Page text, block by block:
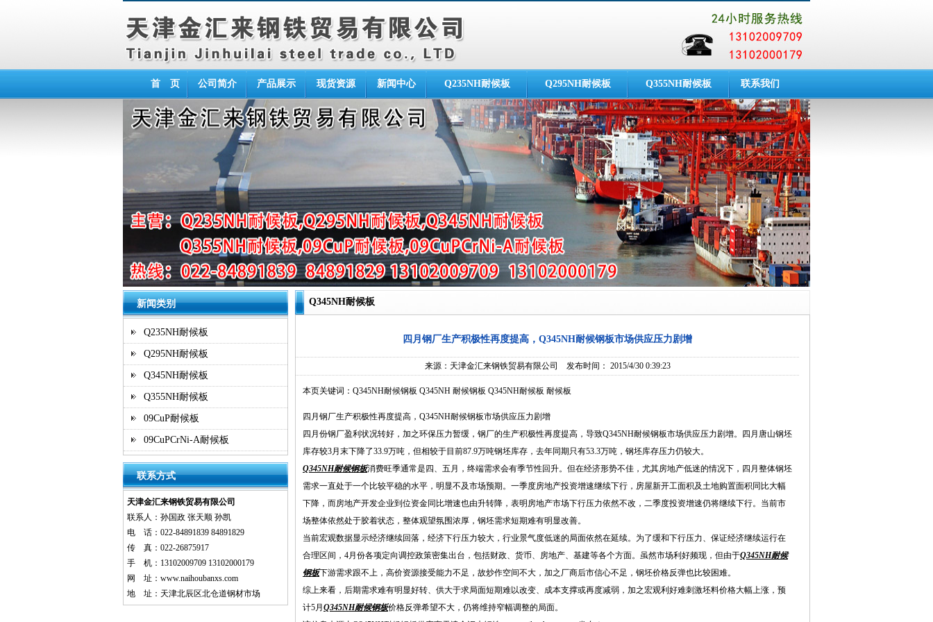
首 页 公司简介 产品展示 现货资源 新闻中心 Q235NH耐候板 Q295NH耐候板 Q355NH耐候板 联系我们
新闻类别
Q235NH耐候板
Q295NH耐候板
Q345NH耐候板
Q355NH耐候板
09CuP耐候板
09CuPCrNi-A耐候板
联系方式
天津金汇来钢铁贸易有限公司
联系人：孙国政 张天顺 孙凯
电 话：022-84891839 84891829
传 真：022-26875917
手 机：13102009709 13102000179
网 址： www.naihoubanxs.com
地 址：天津北辰区北仓道钢材市场
Q345NH耐候板
四月钢厂生产积极性再度提高，Q345NH耐候钢板市场供应压力剧增
来源： 天津金汇来钢铁贸易有限公司 发布时间： 2015/4/30 0:39:23
本页关键词：Q345NH耐候钢板 Q345NH 耐候钢板 Q345NH耐候板 耐候板
四月钢厂生产积极性再度提高，Q345NH耐候钢板市场供应压力剧增
四月份钢厂盈利状况转好，加之环保压力暂缓，钢厂的生产积极性再度提高，导致Q345NH耐候钢板市场供应压力剧增。四月唐山钢坯
库存较3月末下降了33.9万吨，但相较于目前87.9万吨钢坯库存，去年同期只有53.3万吨，钢坯库存压力仍较大。
Q345NH耐候钢板消费旺季通常是四、五月，终端需求会有季节性回升。但在经济形势不佳，尤其房地产低迷的情况下，四月整体钢坯
需求一直处于一个比较平稳的水平，明显不及市场预期。一季度房地产投资增速继续下行，房屋新开工面积及土地购置面积同比大幅
下降，而房地产开发企业到位资金同比增速也由升转降，表明房地产市场下行压力依然不改，二季度投资增速仍将继续下行。当前市
场整体依然处于胶着状态，整体观望氛围浓厚，钢坯需求短期难有明显改善。
当前宏观数据显示经济继续回落，经济下行压力较大，行业景气度低迷的局面依然在延续。为了缓和下行压力、保证经济继续运行在
合理区间，4月份各项定向调控政策密集出台，包括财政、货币、房地产、基建等各个方面。虽然市场利好频现，但由于Q345NH耐候
钢板下游需求跟不上，高价资源接受能力不足，故炒作空间不大，加之厂商后市信心不足，钢坯价格反弹也比较困难。
综上来看，后期需求难有明显好转、供大于求局面短期难以改变、成本支撑或再度减弱，加之宏观利好难刺激坯料价格大幅上涨，预
计5月 Q345NH耐候钢板价格反弹希望不大，仍将维持窄幅调整的局面。